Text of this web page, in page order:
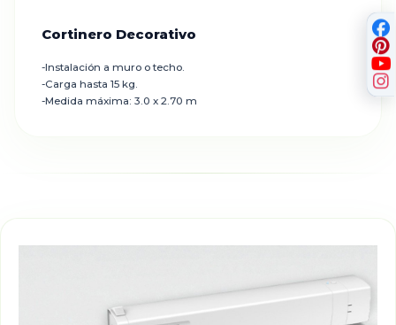
Cortinero Decorativo
-Instalación a muro o techo.
-Carga hasta 15 kg.
-Medida máxima: 3.0 x 2.70 m